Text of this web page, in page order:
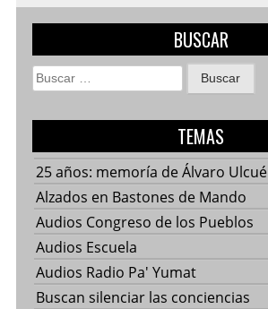
BUSCAR
Buscar:
TEMAS
25 años: memoría de Álvaro Ulcué
Alzados en Bastones de Mando
Audios Congreso de los Pueblos
Audios Escuela
Audios Radio Pa' Yumat
Buscan silenciar las conciencias